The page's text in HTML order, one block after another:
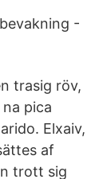
-
trasig röv,
pica
Elxaiv,
af
trott sig